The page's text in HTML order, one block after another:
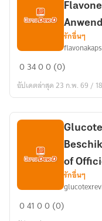
plaintes
ActivTesto)
et
résultats
surprenants
Ist
Hormon
Balance
mit
Isoflavone?
Anwendung
&
รักอื่นๆ
03400 (0)
อัปเดตล่าสุด 23 ก.พ. 69 /
Prijs
of
รักอื่นๆ
04100 (0)